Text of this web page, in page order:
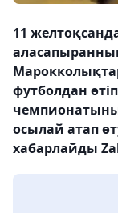
11
футболдан
осылай атап
хабарлайды